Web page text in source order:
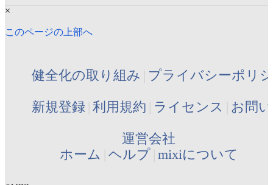
×
このページの上部へ
健全化の取り組み プライバシーポリ
新規登録 利用規約 ライセンス お問
運営会社
ホーム ヘルプ mixiについて